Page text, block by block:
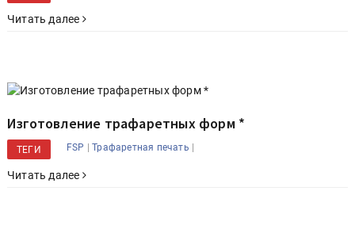
Читать далее
Изготовление трафаретных форм *
ТЕГИ FSP |Трафаретная печать |
Читать далее